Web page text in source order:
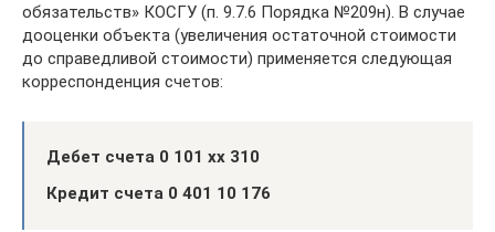
обязательств» КОСГУ (п. 9.7.6 Порядка №209н). В случае
дооценки объекта (увеличения остаточной стоимости
до справедливой стоимости) применяется следующая
корреспонденция счетов:
Дебет счета 0 101 хх 310
Кредит счета 0 401 10 176